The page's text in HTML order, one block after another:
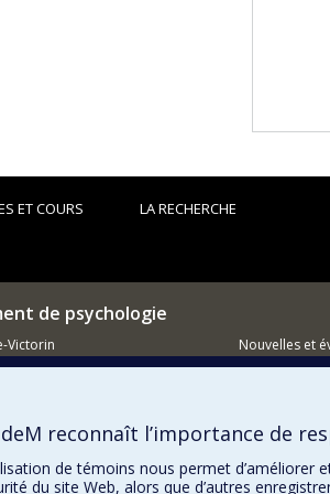
ET COURS LA RECHERCHE
de psychologie
Victorin
d'Indy
Nouvelles et
reconnaît l’importance de
de témoins nous permet
du site Web, alors que d’autres